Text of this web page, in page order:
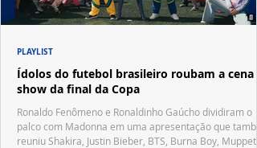
Ídolos do futebol brasileiro roubam a cena
show da final da Copa
Ronaldo Fenômeno e Ronaldinho Gaúcho dividiram o
palco com Madonna em uma apresentação que
reuniu Shakira, Justin Bieber, BTS, Burna Boy, Muppets,
PLAYLIST